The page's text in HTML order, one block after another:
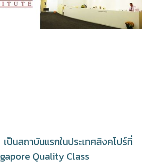
ป็นสถาบันแรกในประเทศสิงคโปร์ที่
Quality Class